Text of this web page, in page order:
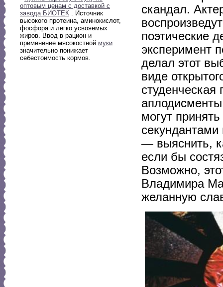
оптовым ценам с доставкой с
завода БИОТЕК . Источник
высокого протеина, аминокислот,
фосфора и легко усвояемых
жиров. Ввод в рацион и
применение мясокостной муки
значительно понижает
себестоимость кормов.
скандал.
поэтические
эксперимент
делал этот
виде
могут
— выяснить,
если бы
Возможно,
Владимира
желанную